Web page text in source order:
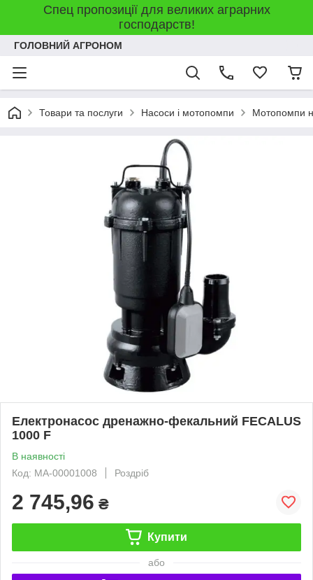
Спец пропозиції для великих аграрних
господарств!
ГОЛОВНИЙ АГРОНОМ
Товари та послуги Насоси і мотопомпи Мотопомпи
Електронасос дренажно-фекальний FECALUS
1000 F
В наявності
Код: МА-00001008
Роздріб
2 745,96 ₴
Купити
або